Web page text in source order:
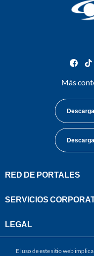
Más
RED DE PORTALES
SERVICIOS
LEGAL
El uso de este sitio web